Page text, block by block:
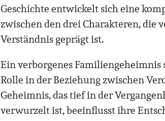
Geschichte entwickelt sich eine
zwischen den drei Charakteren, die
Verständnis geprägt ist.
Ein verborgenes Familiengeheimnis
Rolle in der Beziehung zwischen
Geheimnis, das tief in der
verwurzelt ist, beeinflusst ihre